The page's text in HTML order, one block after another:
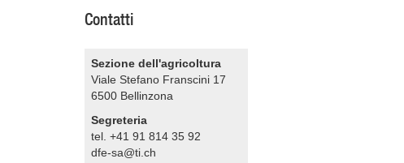
Contatti
Sezione dell'agricoltura
Viale Stefano Franscini 17
6500 Bellinzona
Segreteria
tel. +41 91 814 35 92
dfe-sa@ti.ch